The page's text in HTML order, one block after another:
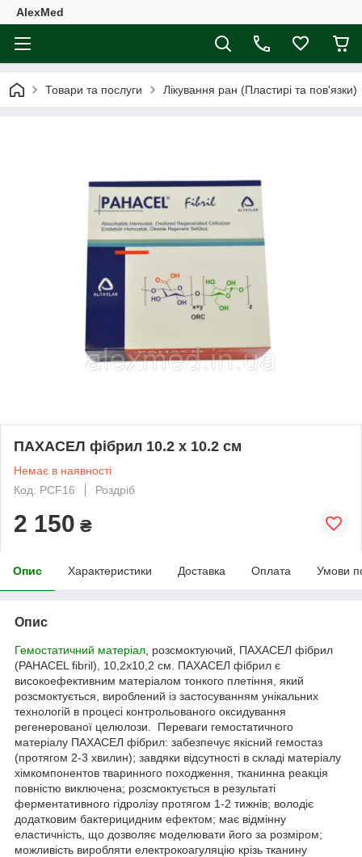
AlexMed
Товари та послуги Лікування ран (Пластирі та пов'язки)
ПАХАСЕЛ фібрил 10.2 x 10.2 см
Немає в наявності
Код: PCF16
Роздріб
2 150 ₴
Опис Характеристики Доставка Оплата Умови
Опис
Гемостатичний матеріал , розсмоктуючий, ПАХАСЕЛ фібрил
(PAHACEL fibril), 10,2x10,2 см. ПАХАСЕЛ фібрил є
високоефективним матеріалом тонкого плетіння, який
розсмоктується, вироблений із застосуванням унікальних
технологій в процесі контрольованого оксидування
регенерованої целюлози. Переваги гемостатичного
матеріалу ПАХАСЕЛ фібрил: забезпечує якісний гемостаз
(протягом 2-3 хвилин); завдяки відсутності в складі матеріалу
хімкомпонентов тваринного походження, тканинна реакція
повністю виключена; розсмоктується в результаті
ферментативного гідролізу протягом 1-2 тижнів; володіє
додатковим бактерицидним ефектом; має відмінну
еластичність, що дозволяє моделювати його за розміром;
можливість виробляти електрокоагуляцію крізь тканину